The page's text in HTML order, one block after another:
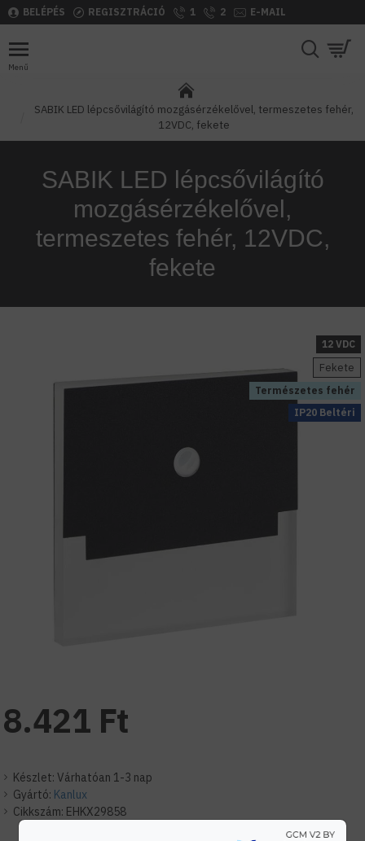
BELÉPÉS REGISZTRÁCIÓ 1 2 E-MAIL
SABIK LED lépcsővilágító mozgásérzékelővel, termeszetes fehér,
12VDC, fekete
SABIK LED lépcsővilágító
mozgásérzékelővel,
termeszetes fehér, 12VDC,
fekete
Természetes fehér
IP20 Beltéri
12 VDC
Fekete
Készlet: Várhatóan 1-3 nap
Gyártó: Kanlux
Cikkszám: EHKX29858
8.421 Ft